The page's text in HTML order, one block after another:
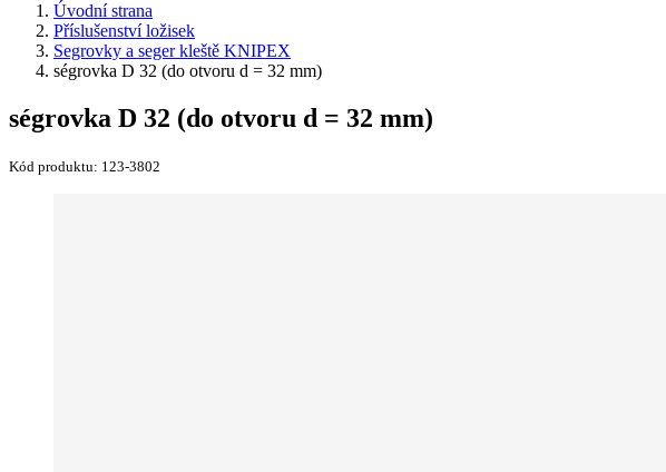
Úvodní strana
Příslušenství ložisek
Segrovky a seger kleště KNIPEX
ségrovka D 32 (do otvoru d = 32 mm)
ségrovka D 32 (do otvoru d = 32 mm)
Kód produktu: 123-3802